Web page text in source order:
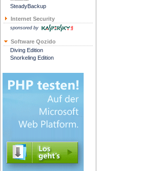
SteadyBackup
Internet Security
sponsored by
Software Qozido
Diving Edition
Snorkeling Edition